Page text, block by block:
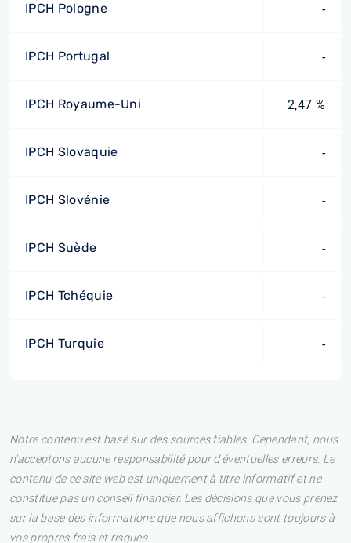
IPCH Pologne -
IPCH Portugal -
IPCH Royaume-Uni 2,47 %
IPCH Slovaquie -
IPCH Slovénie -
IPCH Suède -
IPCH Tchéquie -
IPCH Turquie -
Notre contenu est basé sur des sources fiables. Cependant, nous
n'acceptons aucune responsabilité pour d'éventuelles erreurs. Le
contenu de ce site web est uniquement à titre informatif et ne
constitue pas un conseil financier. Les décisions que vous prenez
sur la base des informations que nous affichons sont toujours à
vos propres frais et risques.